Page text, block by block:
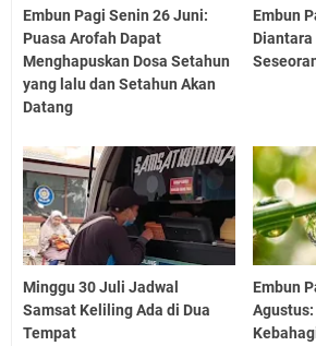
Embun Pagi Senin 26 Juni:
Puasa Arofah Dapat
Menghapuskan Dosa Setahun
yang lalu dan Setahun Akan
Datang
Embun
Minggu 30 Juli Jadwal
Samsat Keliling Ada di Dua
Tempat
Embun
Agustus: